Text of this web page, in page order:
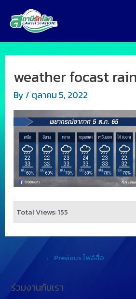
weather focast
By / ตุลาคม 5, 2022
Total Views: 155
← Previous ไฟล์สื่อ
ร่วมงานกับเรา